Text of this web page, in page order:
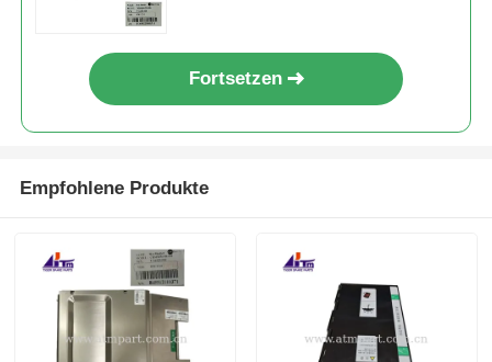
Fortsetzen
Empfohlene Produkte